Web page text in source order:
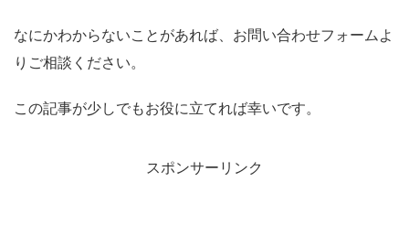
なにかわからないことがあれば、お問い合わせフォームよ
りご相談ください。
この記事が少しでもお役に立てれば幸いです。
スポンサーリンク